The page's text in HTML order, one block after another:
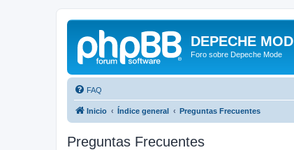
DEPECHE
Foro sobre Depeche Mode
FAQ
Inicio Índice general Preguntas Frecuentes
Preguntas Frecuentes